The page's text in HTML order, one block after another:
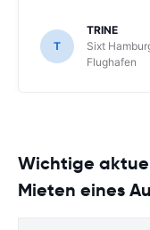
T
TRINE
Sixt
Flughafen
Wichtige
Mieten eines